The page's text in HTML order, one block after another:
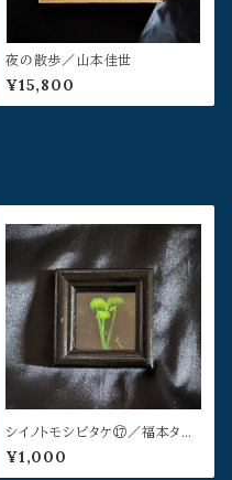
夜の散歩／山本佳世
¥15,800
シイノトモシビタケ⑰／福本タダ
シ
¥1,000